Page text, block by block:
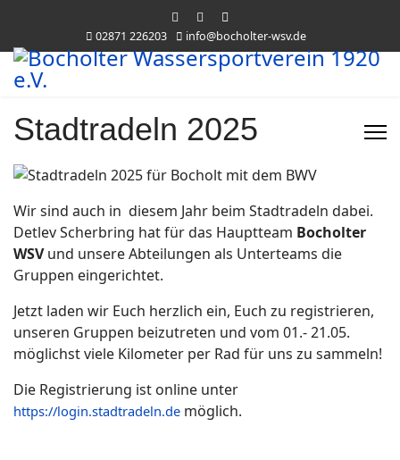
02871 226203 info@bocholter-wsv.de
Stadtradeln 2025
Wir sind auch in diesem Jahr beim Stadtradeln dabei.
Detlev Scherbring hat für das Hauptteam Bocholter
WSVund unsere Abteilungen als Unterteams die
Gruppen eingerichtet.
Jetzt laden wir Euch herzlich ein, Euch zu registrieren,
unseren Gruppen beizutreten und vom 01.- 21.05.
möglichst viele Kilometer per Rad für uns zu sammeln!
Die Registrierung ist online unter
https://login.stadtradeln.de möglich.